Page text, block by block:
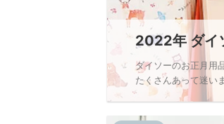
2022年 ダイ
ダイソーのお正月用
たくさんあって迷い